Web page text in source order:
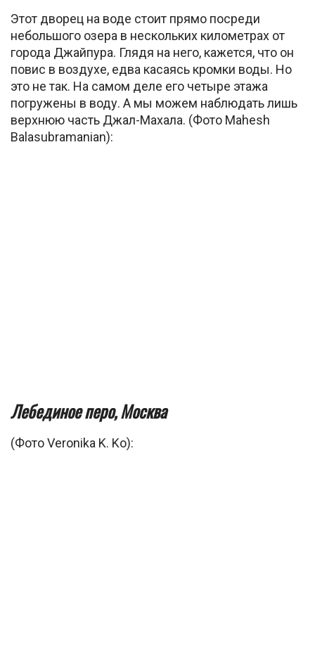
Этот дворец на воде стоит прямо посреди
небольшого озера в нескольких километрах от
города Джайпура. Глядя на него, кажется, что он
повис в воздухе, едва касаясь кромки воды. Но
это не так. На самом деле его четыре этажа
погружены в воду. А мы можем наблюдать лишь
верхнюю часть Джал-Махала. (Фото Mahesh
Balasubramanian):
Лебединое перо, Москва
(Фото Veronika K. Ko):